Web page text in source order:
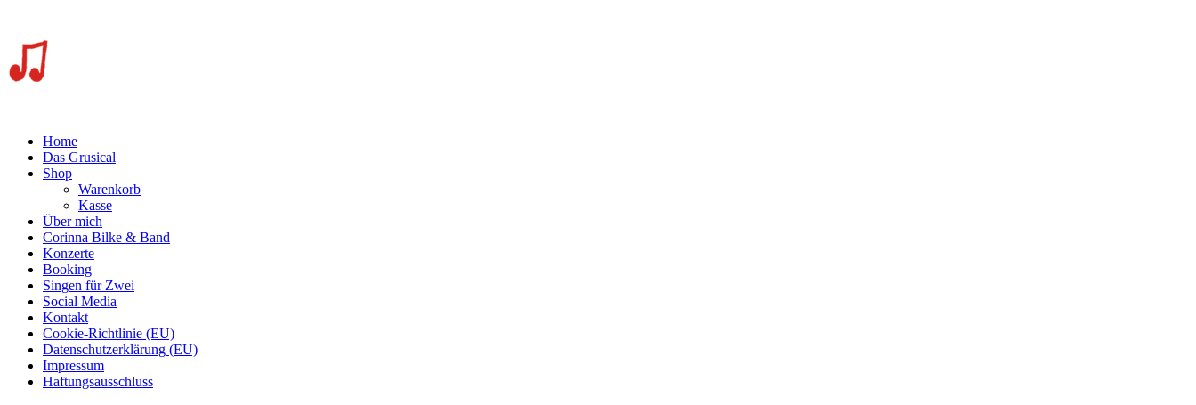
Home
Das Grusical
Shop
Warenkorb
Kasse
Über mich
Corinna Bilke & Band
Konzerte
Booking
Singen für Zwei
Social Media
Kontakt
Cookie-Richtlinie (EU)
Datenschutzerklärung (EU)
Impressum
Haftungsausschluss